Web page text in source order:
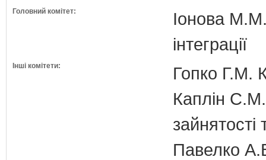
Головний комітет:
Іонова М.М.
інтеграції
Інші комітети:
Гопко Г.М.
Каплін С.М.
зайнятості
Павелко